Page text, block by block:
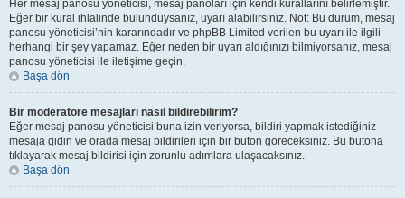
Her mesaj panosu yöneticisi, mesaj panoları için kendi kurallarını belirlemiştir.
Eğer bir kural ihlalinde bulunduysanız, uyarı alabilirsiniz. Not: Bu durum, mesaj
panosu yöneticisi’nin kararındadır ve phpBB Limited verilen bu uyarı ile ilgili
herhangi bir şey yapamaz. Eğer neden bir uyarı aldığınızı bilmiyorsanız, mesaj
panosu yöneticisi ile iletişime geçin.
Başa dön
Bir moderatöre mesajları nasıl bildirebilirim?
Eğer mesaj panosu yöneticisi buna izin veriyorsa, bildiri yapmak istediğiniz
mesaja gidin ve orada mesaj bildirileri için bir buton göreceksiniz. Bu butona
tıklayarak mesaj bildirisi için zorunlu adımlara ulaşacaksınız.
Başa dön